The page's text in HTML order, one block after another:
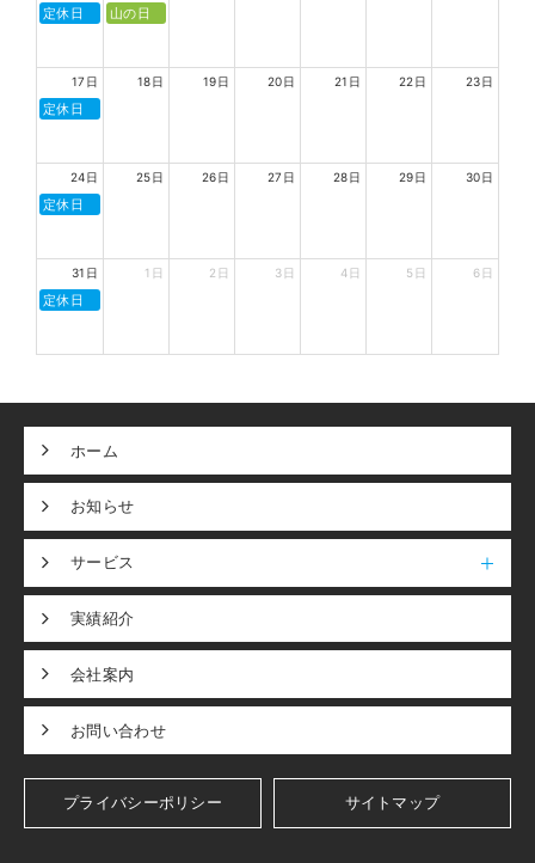
定休日 山の日
17日
定休日
18日 19日 20日 21日 22日 23日
24日
定休日
25日 26日 27日 28日 29日 30日
31日
定休日
1日 2日 3日 4日 5日 6日
ホーム
お知らせ
サービス
実績紹介
会社案内
お問い合わせ
プライバシーポリシー サイトマップ